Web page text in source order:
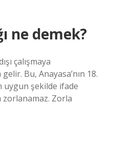
ne demek?
çalışmaya
Bu, Anayasa’nın 18.
uygun şekilde ifade
zorlanamaz. Zorla